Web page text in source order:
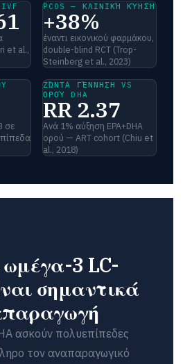
et al.,
PCOS — ΚΛΙΝΙΚΉ ΚΎΗΣΗ
+38%
έναντι εικονικού φαρμάκου,
double-blind RCT (Trop-
Steinberg et al., 2023)
σε
ΖΏΝΤΑ ΓΈΝΝΗΣΗ VS
ΟΡΟΎ DHA
RR 2.37
Ανά 1% αύξηση EPA+DHA
ορού — ART cohort (Chiu et
al., 2018)
3 LC-
σημαντικά
ασκούν πολυεπίπεδες
τον αναπαραγωγικό